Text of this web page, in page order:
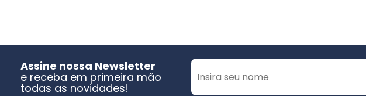
Assine nossa Newsletter
e receba em primeira mão
todas as novidades!